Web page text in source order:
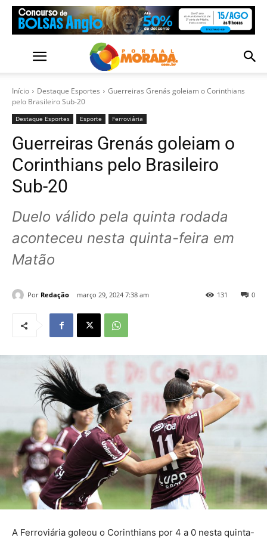
Início Destaque Esportes
Guerreiras Grenás goleiam o Corinthians
pelo Brasileiro Sub-20
Destaque Esportes Esporte Ferroviária
Guerreiras Grenás goleiam o
Corinthians pelo Brasileiro
Sub-20
Duelo válido pela quinta rodada
aconteceu nesta quinta-feira em
Matão
Por Redação março 29, 2024 7:38 am 0
131
A Ferroviária goleou o Corinthians por 4 a 0 nesta quinta-